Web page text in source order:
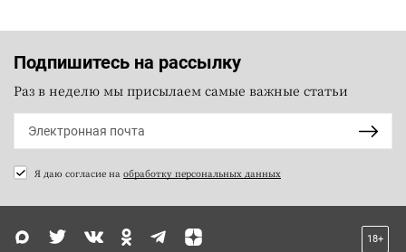
Подпишитесь на рассылку
Раз в неделю мы присылаем самые важные статьи
Я даю согласие на обработку персональных данных
18+